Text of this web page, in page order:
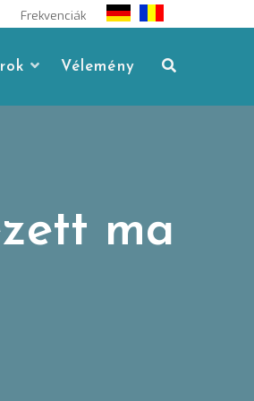
Frekvenciák
Vélemény
ma